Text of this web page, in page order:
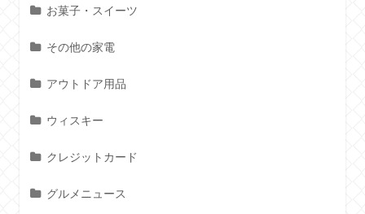
お菓子・スイーツ
その他の家電
アウトドア用品
ウィスキー
クレジットカード
グルメニュース